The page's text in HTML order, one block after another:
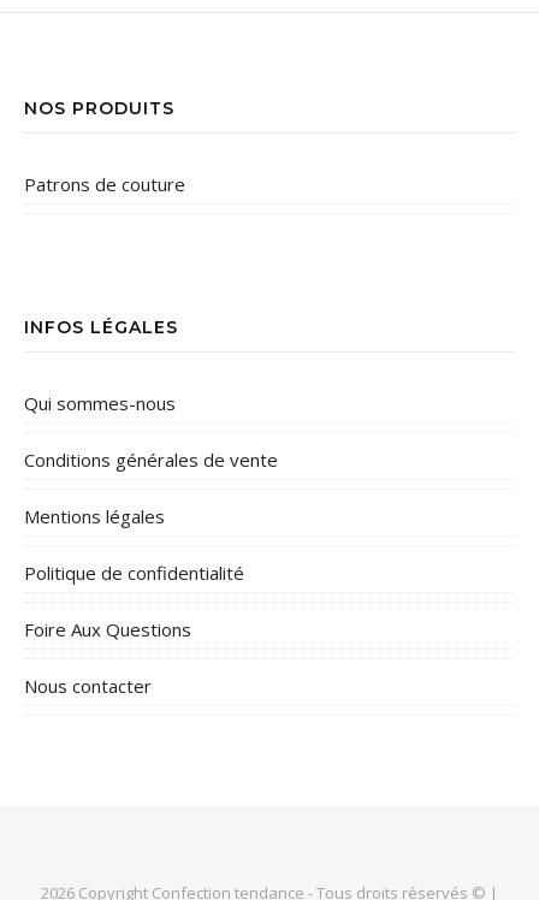
NOS PRODUITS
Patrons de couture
INFOS LÉGALES
Qui sommes-nous
Conditions générales de vente
Mentions légales
Politique de confidentialité
Foire Aux Questions
Nous contacter
2026 Copyright Confection tendance - Tous droits réservés © |